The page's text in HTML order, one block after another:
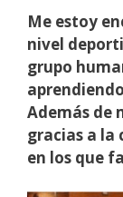
Me estoy
nivel
grupo
Además de
gracias a la
en los que